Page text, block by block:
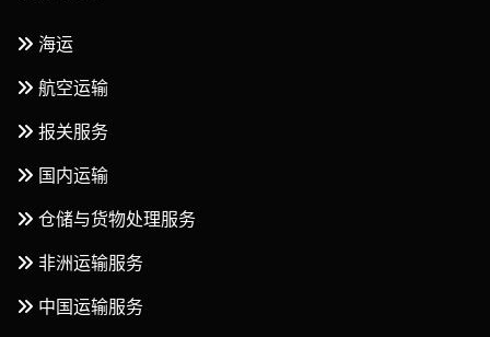
海运
航空运输
报关服务
国内运输
仓储与货物处理服务
非洲运输服务
中国运输服务